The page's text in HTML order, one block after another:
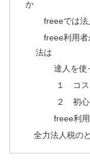
か
freeeでは法
freee利用者
法は
達人を使
１ コス
２ 初心
freee利用
全力法人税の